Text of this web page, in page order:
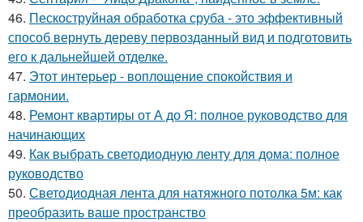
46. Пескоструйная обработка сруба - это эффективный
способ вернуть дереву первозданный вид и подготовить
его к дальнейшей отделке.
47. Этот интерьер - воплощение спокойствия и
гармонии.
48. Ремонт квартиры от А до Я: полное руководство для
начинающих
49. Как выбрать светодиодную ленту для дома: полное
руководство
50. Светодиодная лента для натяжного потолка 5м: как
преобразить ваше пространство